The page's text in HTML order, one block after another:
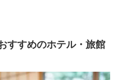
すすめのホテル・旅館